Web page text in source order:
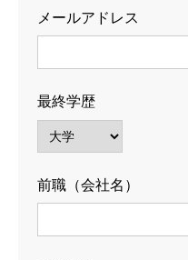
メールアドレス
最終学歴
前職（会社名）